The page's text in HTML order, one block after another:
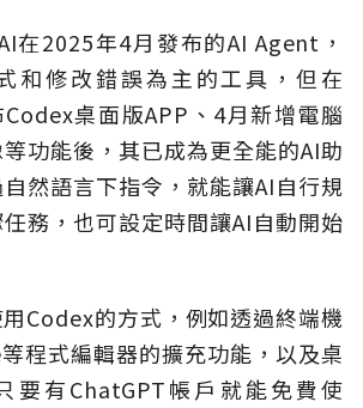
在2025年4月發布的AI Agent，
和修改錯誤為主的工具，但在
桌面版APP、4月新增電腦
功能後，其已成為更全能的AI助
然語言下指令，就能讓AI自行規
務，也可設定時間讓AI自動開始
Codex的方式，例如透過終端機
程式編輯器的擴充功能，以及桌
要有ChatGPT帳戶就能免費使